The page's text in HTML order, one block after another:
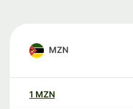
MZN
1 MZN